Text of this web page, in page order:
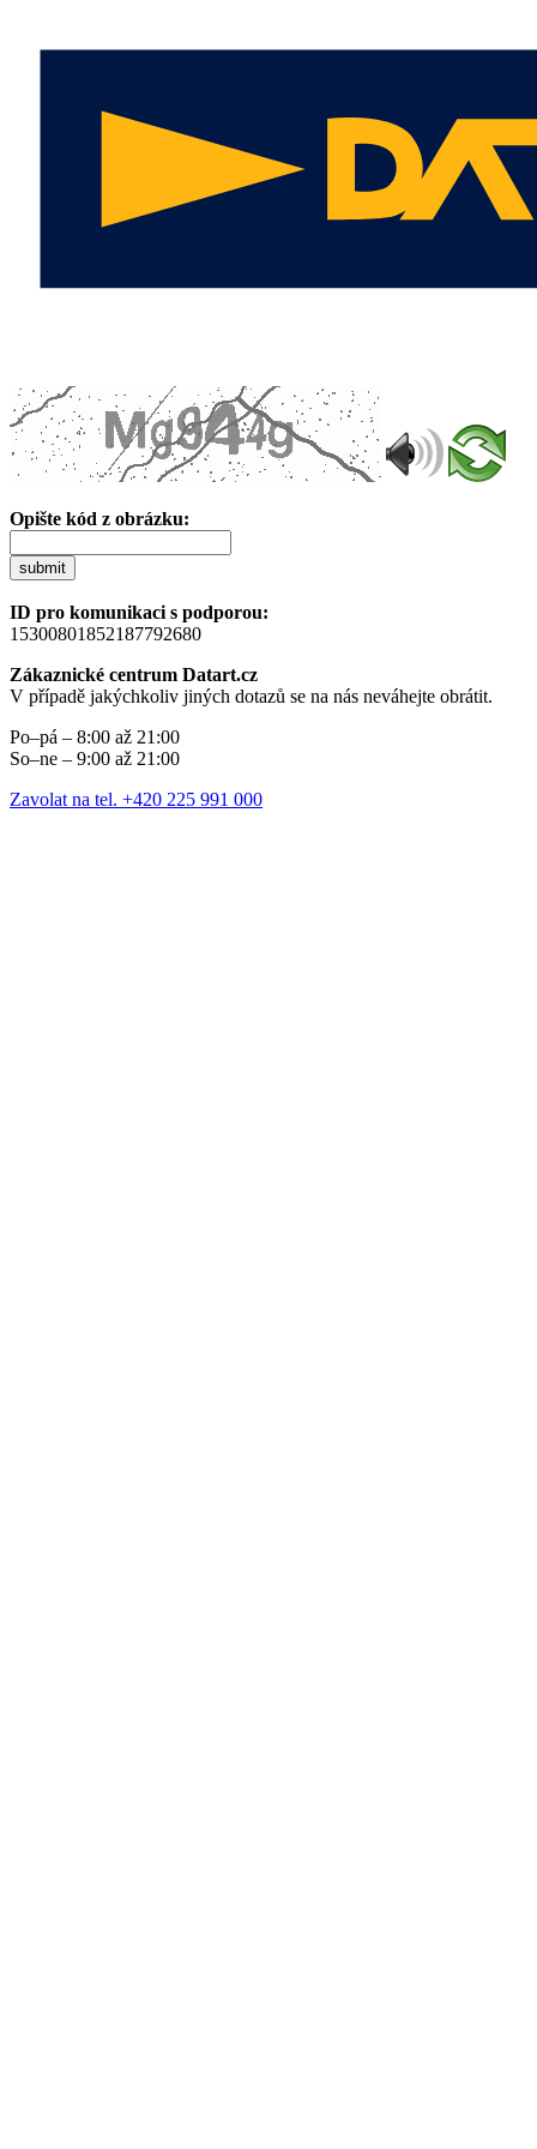
Opište kód z obrázku:
submit
ID pro komunikaci s podporou:
15300801852187792680
Zákaznické centrum Datart.cz
V případě jakýchkoliv jiných dotazů se na nás neváhejte obrátit.
Po–pá – 8:00 až 21:00
So–ne – 9:00 až 21:00
Zavolat na tel. +420 225 991 000